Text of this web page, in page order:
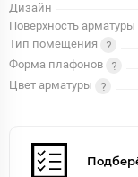
Дизайн
Поверхность арматуры
Тип помещения
Форма плафонов
Цвет арматуры